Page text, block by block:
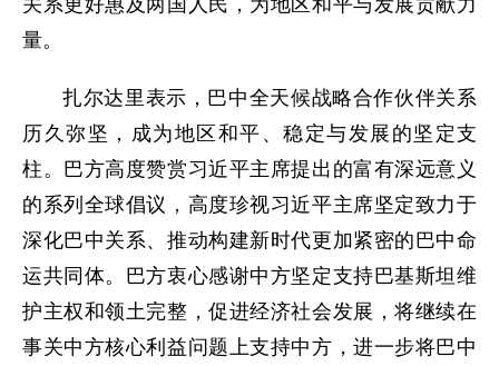
关系更好惠及两国人民，为地区和平与发展贡献力
量。
扎尔达里表示，巴中全天候战略合作伙伴关系
历久弥坚，成为地区和平、稳定与发展的坚定支
柱。巴方高度赞赏习近平主席提出的富有深远意义
的系列全球倡议，高度珍视习近平主席坚定致力于
深化巴中关系、推动构建新时代更加紧密的巴中命
运共同体。巴方衷心感谢中方坚定支持巴基斯坦维
护主权和领土完整，促进经济社会发展，将继续在
事关中方核心利益问题上支持中方，进一步将巴中